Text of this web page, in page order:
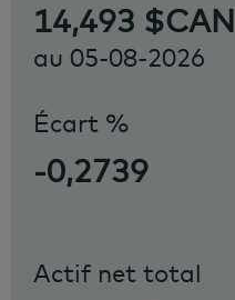
14,493 $CAN
au 05-08-2026
Écart %
-0,2739
Actif net total